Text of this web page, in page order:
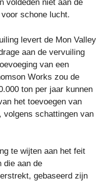
voldeden niet aan de
schone lucht.
levert de Mon Valley
aan de vervuiling
van een
Works zou de
ton per jaar kunnen
het toevoegen van
volgens schattingen van
te wijten aan het feit
die aan de
gebaseerd zijn